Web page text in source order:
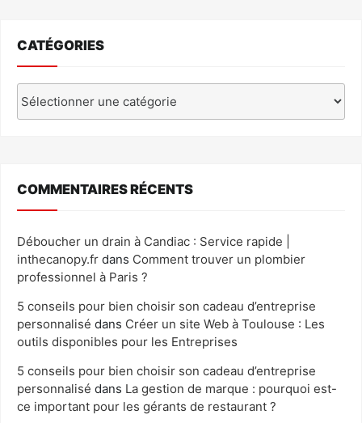
CATÉGORIES
COMMENTAIRES RÉCENTS
Déboucher un drain à Candiac : Service rapide |
inthecanopy.fr dans Comment trouver un plombier
professionnel à Paris ?
5 conseils pour bien choisir son cadeau d’entreprise
personnalisé dans Créer un site Web à Toulouse : Les
outils disponibles pour les Entreprises
5 conseils pour bien choisir son cadeau d’entreprise
personnalisé dans La gestion de marque : pourquoi est-
ce important pour les gérants de restaurant ?